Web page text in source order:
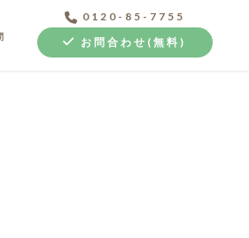
0120-85-7755
お問合わせ(無料)